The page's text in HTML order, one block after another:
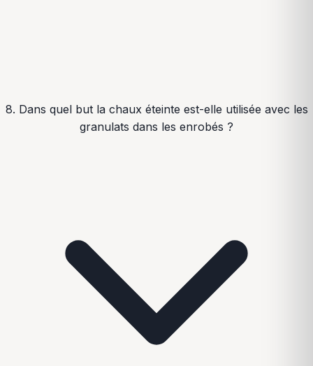
8. Dans quel but la chaux éteinte est-elle utilisée avec les
granulats dans les enrobés ?